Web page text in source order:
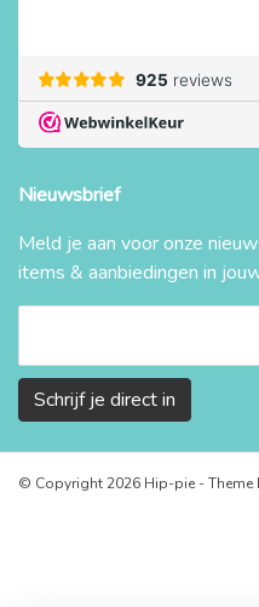
Nieuwsbrief
Meld je aan voor onze
items & aanbiedingen in
Schrijf je direct in
© Copyright 2026 Hip-pie - Theme